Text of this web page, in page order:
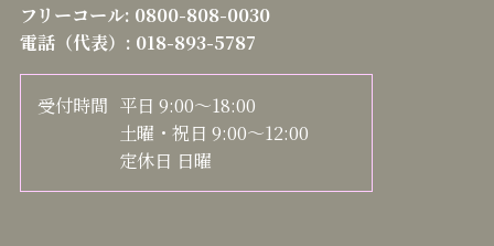
フリーコール: 0800-808-0030
電話（代表）: 018-893-5787
受付時間 平日 9:00～18:00
土曜・祝日 9:00～12:00
定休日 日曜